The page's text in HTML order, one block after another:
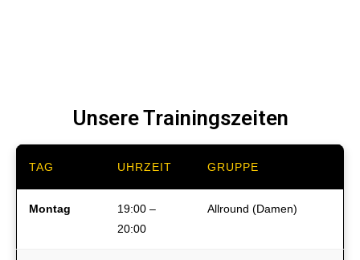
Unsere Trainingszeiten
TAG UHRZEIT GRUPPE
Montag
19:00 –
20:00
Allround (Damen)